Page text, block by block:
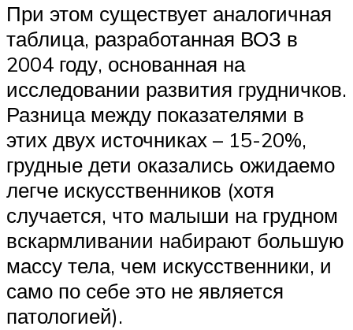
При этом существует аналогичная
таблица, разработанная ВОЗ в
2004 году, основанная на
исследовании развития грудничков.
Разница между показателями в
этих двух источниках – 15-20%,
грудные дети оказались ожидаемо
легче искусственников (хотя
случается, что малыши на грудном
вскармливании набирают большую
массу тела, чем искусственники, и
само по себе это не является
патологией).